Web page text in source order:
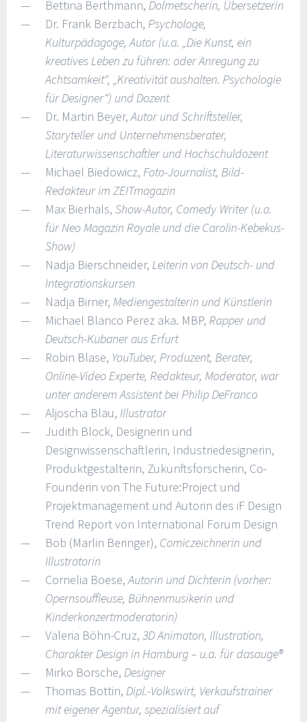
Bettina Berthmann, Dolmetscherin, Übersetzerin
Dr. Frank Berzbach, Psychologe,
Kulturpädagoge, Autor (u.a. „Die Kunst, ein
kreatives Leben zu führen: oder Anregung zu
Achtsamkeit“, „Kreativität aushalten. Psychologie
für Designer“) und Dozent
Dr. Martin Beyer,Autor und Schriftsteller,
Storyteller und Unternehmensberater,
Literaturwissenschaftler und Hochschuldozent
Michael Biedowicz, Foto-Journalist, Bild-
Redakteur im ZEITmagazin
Max Bierhals, Show-Autor, Comedy Writer (u.a.
für Neo Magazin Royale und die Carolin-Kebekus-
Show)
Nadja Bierschneider, Leiterin von Deutsch- und
Integrationskursen
Nadja Birner, Mediengestalterin und Künstlerin
Michael Blanco Perez aka. MBP, Rapper und
Deutsch-Kubaner aus Erfurt
Robin Blase, YouTuber, Produzent, Berater,
Online-Video Experte, Redakteur, Moderator, war
unter anderem Assistent bei Philip DeFranco
Aljoscha Blau, Illustrator
Judith Block, Designerin und
Designwissenschaftlerin, Industriedesignerin,
Produktgestalterin, Zukunftsforscherin, Co-
Founderin von The Future:Project und
Projektmanagement und Autorin des iF Design
Trend Report von International Forum Design
Bob (Marlin Beringer), Comiczeichnerin und
Illustratorin
Cornelia Boese,Autorin und Dichterin (vorher:
Opernsouffleuse, Bühnenmusikerin und
Kinderkonzertmoderatorin)
Valeria Böhn-Cruz, 3D Animaton, Illustration,
Charakter Design in Hamburg – u.a. für dasauge®
Mirko Borsche, Designer
Thomas Bottin, Dipl.-Volkswirt, Verkaufstrainer
mit eigener Agentur, spezialisiert auf